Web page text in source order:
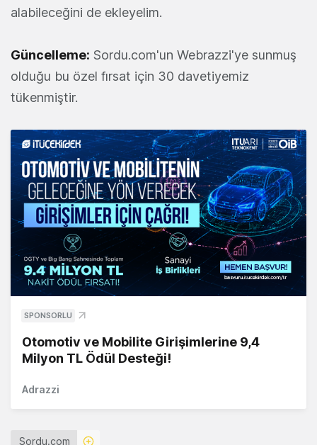
alabileceğini de ekleyelim.
Güncelleme: Sordu.com'un Webrazzi'ye sunmuş
olduğu bu özel fırsat için 30 davetiyemiz
tükenmiştir.
SPONSORLU
Otomotiv ve Mobilite Girişimlerine 9,4
Milyon TL Ödül Desteği!
Adrazzi
Sordu.com